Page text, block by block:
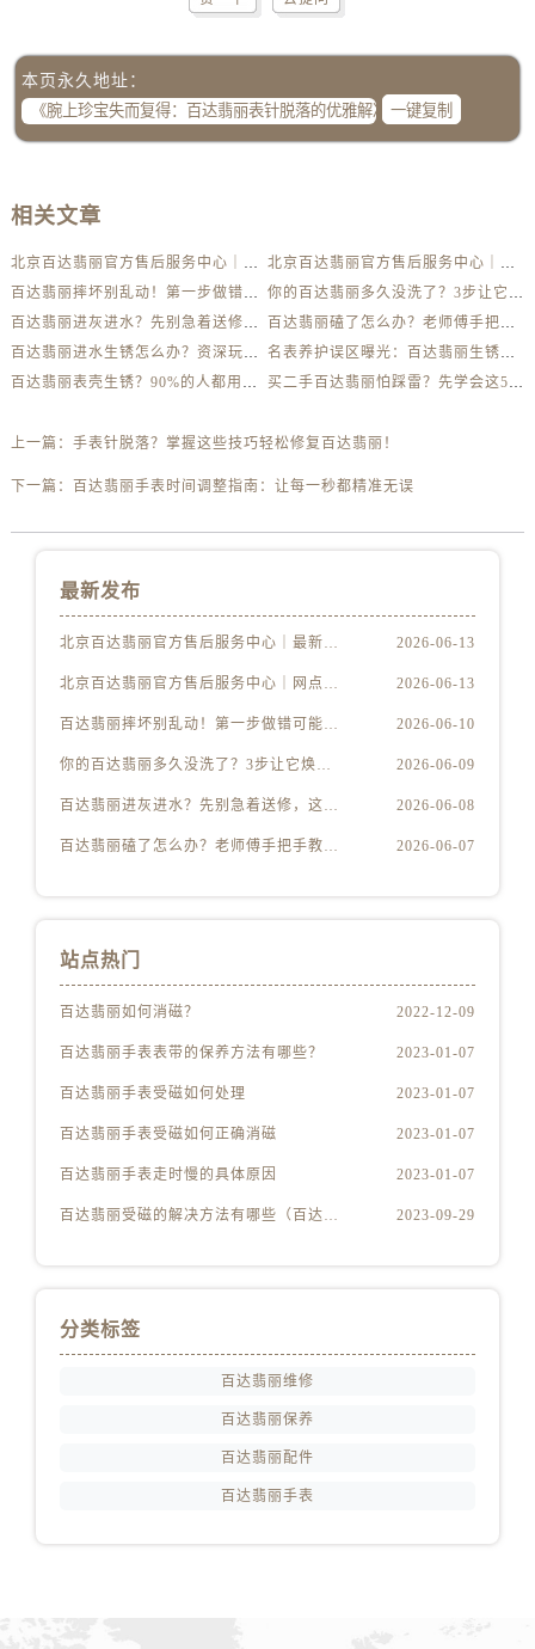
本页永久地址：
一键复制
相关文章
北京百达翡丽官方售后服务中心｜最新地址及服务热线权威信息公示（2026年6月最新）
北京百达翡丽官方售后服务中心｜网点地址与客服电话权威信息公示（2026年6月最新）
百达翡丽摔坏别乱动！第一步做错可能报废
你的百达翡丽多久没洗了？3步让它焕然一新
百达翡丽进灰进水？先别急着送修，这样做更安全
百达翡丽磕了怎么办？老师傅手把手教你修复技巧
百达翡丽进水生锈怎么办？资深玩家教你自救方法
名表养护误区曝光：百达翡丽生锈真相揭秘
百达翡丽表壳生锈？90%的人都用错了清洁方法
买二手百达翡丽怕踩雷？先学会这5个防伪要点
上一篇： 手表针脱落？掌握这些技巧轻松修复百达翡丽！
下一篇： 百达翡丽手表时间调整指南：让每一秒都精准无误
最新发布
北京百达翡丽官方售后服务中心｜最新地址及服务热线权威信息公示（2026年6月最新） 2026-06-13
北京百达翡丽官方售后服务中心｜网点地址与客服电话权威信息公示（2026年6月最新） 2026-06-13
百达翡丽摔坏别乱动！第一步做错可能报废 2026-06-10
你的百达翡丽多久没洗了？3步让它焕然一新 2026-06-09
百达翡丽进灰进水？先别急着送修，这样做更安全 2026-06-08
百达翡丽磕了怎么办？老师傅手把手教你修复技巧 2026-06-07
站点热门
百达翡丽如何消磁？ 2022-12-09
百达翡丽手表表带的保养方法有哪些？ 2023-01-07
百达翡丽手表受磁如何处理 2023-01-07
百达翡丽手表受磁如何正确消磁 2023-01-07
百达翡丽手表走时慢的具体原因 2023-01-07
百达翡丽受磁的解决方法有哪些（百达翡丽受磁解决方法是什么） 2023-09-29
分类标签
百达翡丽维修
百达翡丽保养
百达翡丽配件
百达翡丽手表